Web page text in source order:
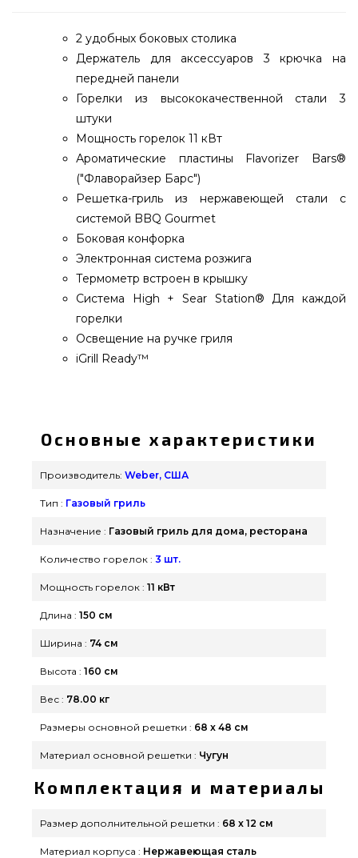
2 удобных боковых столика
Держатель для аксессуаров 3 крючка на
передней панели
Горелки из высококачественной стали 3
штуки
Мощность горелок 11 кВт
Ароматические пластины Flavorizer Bars®
("Флаворайзер Барс")
Решетка-гриль из нержавеющей стали с
системой BBQ Gourmet
Боковая конфорка
Электронная система розжига
Термометр встроен в крышку
Система High + Sear Station® Для каждой
горелки
Освещение на ручке гриля
iGrill Ready™
бренда Weber, США по лучшей стоимости всего
118 490 грн. в интернет каталоге грилей
GrillPoint. Выгодные предложения на Газовые
Позвоните нашим консультантам на любой
номер 0(800) 337-275 и мы оперативно доставим
Основные характеристики
Производитель: Weber, США
Тип : Газовый гриль
Назначение : Газовый гриль для дома, ресторана
Количество горелок : 3 шт.
Мощность горелок : 11 кВт
Длина : 150 см
Ширина : 74 см
Высота : 160 см
Вес : 78.00 кг
Размеры основной решетки : 68 x 48 см
Материал основной решетки : Чугун
Комплектация и материалы
Размер дополнительной решетки : 68 x 12 см
Материал корпуса : Нержавеющая сталь